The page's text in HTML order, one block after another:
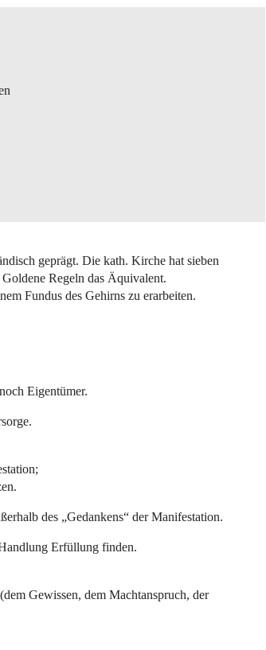
geprägt. Die kath. Kirche hat sieben
Regeln das Äquivalent.
Fundus des Gehirns zu erarbeiten.
Eigentümer.
des „Gedankens“ der Manifestation.
Erfüllung finden.
Gewissen, dem Machtanspruch, der